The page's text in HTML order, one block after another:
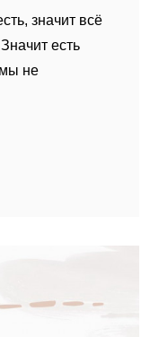
значит всё
есть
не